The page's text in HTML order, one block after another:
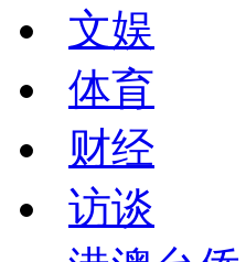
文娱
体育
财经
访谈